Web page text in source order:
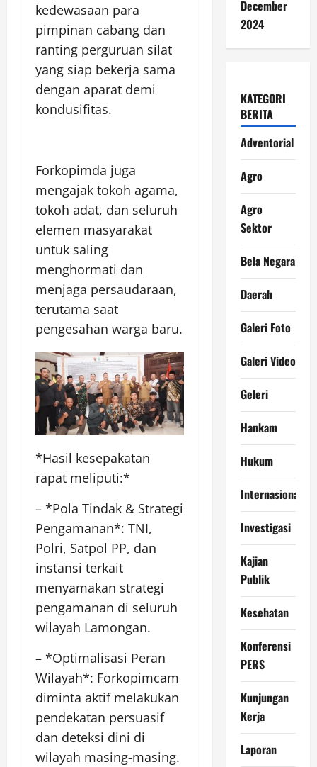
kedewasaan para
pimpinan cabang dan
ranting perguruan silat
yang siap bekerja sama
dengan aparat demi
kondusifitas.
Forkopimda juga
mengajak tokoh agama,
tokoh adat, dan seluruh
elemen masyarakat
untuk saling
menghormati dan
menjaga persaudaraan,
terutama saat
pengesahan warga baru.
*Hasil kesepakatan
rapat meliputi:*
– *Pola Tindak & Strategi
Pengamanan*: TNI,
Polri, Satpol PP, dan
instansi terkait
menyamakan strategi
pengamanan di seluruh
wilayah Lamongan.
– *Optimalisasi Peran
Wilayah*: Forkopimcam
diminta aktif melakukan
pendekatan persuasif
dan deteksi dini di
wilayah masing-masing.
December
2024
KATEGORI
BERITA
Adventorial
Agro
Agro
Sektor
Bela Negara
Daerah
Galeri Foto
Galeri Video
Geleri
Hankam
Hukum
Internasional
Investigasi
Kajian
Publik
Kesehatan
Konferensi
PERS
Kunjungan
Kerja
Laporan